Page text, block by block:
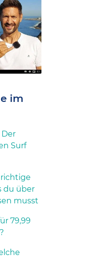
im
Der
Surf
richtige
du über
musst
79,99